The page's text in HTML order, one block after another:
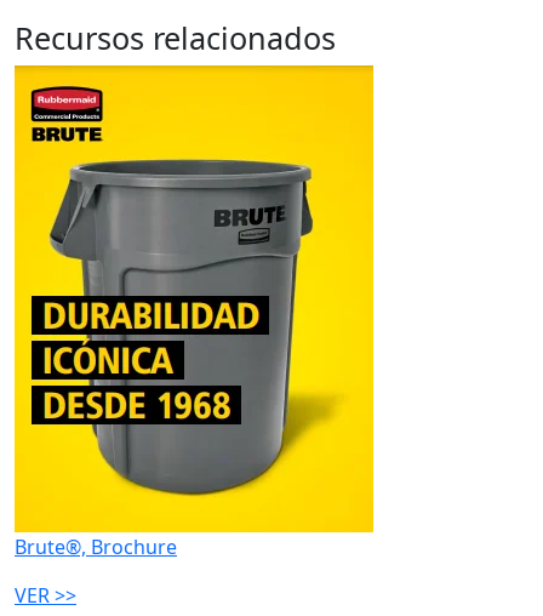
Recursos relacionados
Brute®, Brochure
VER >>